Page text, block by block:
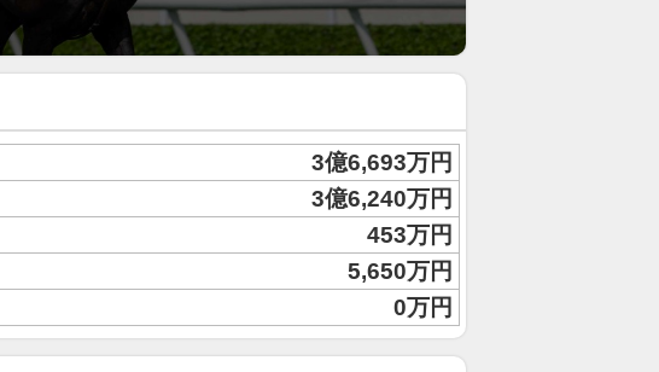
3億6,693万円
3億6,240万円
453万円
5,650万円
0万円